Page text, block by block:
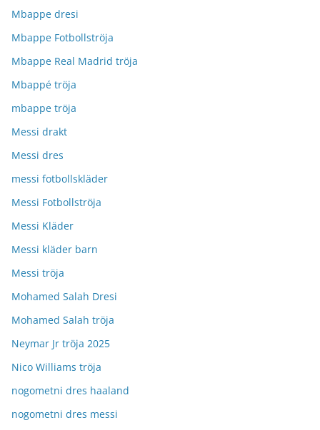
Mbappe dresi
Mbappe Fotbollströja
Mbappe Real Madrid tröja
Mbappé tröja
mbappe tröja
Messi drakt
Messi dres
messi fotbollskläder
Messi Fotbollströja
Messi Kläder
Messi kläder barn
Messi tröja
Mohamed Salah Dresi
Mohamed Salah tröja
Neymar Jr tröja 2025
Nico Williams tröja
nogometni dres haaland
nogometni dres messi